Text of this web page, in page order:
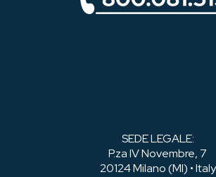
SEDE LEGALE:
P.za IV Novembre, 7
20124 Milano (MI) • Italy